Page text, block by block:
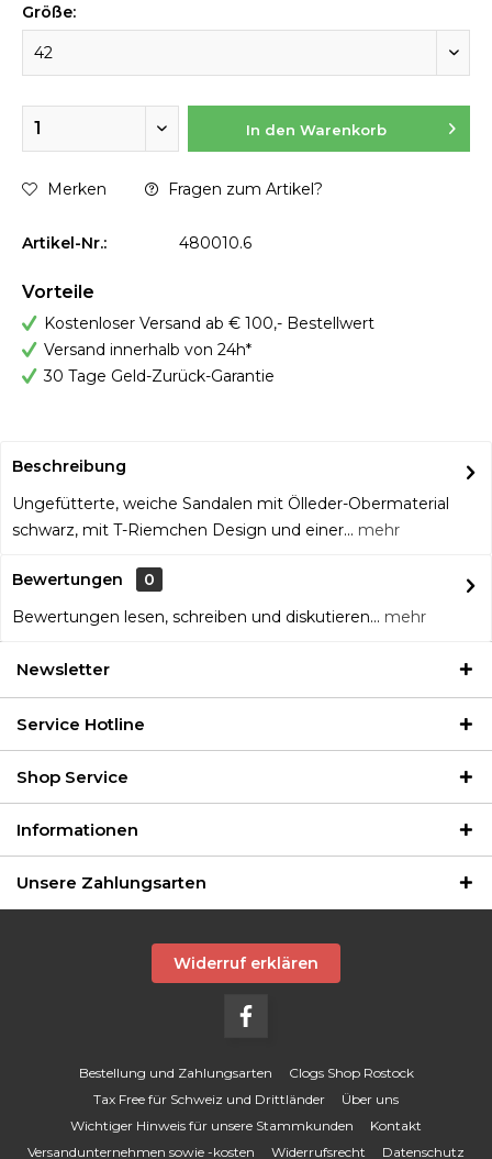
Größe:
In den Warenkorb
Merken Fragen zum Artikel?
Artikel-Nr.: 480010.6
Vorteile
Kostenloser Versand ab € 100,- Bestellwert
Versand innerhalb von 24h*
30 Tage Geld-Zurück-Garantie
Beschreibung
Ungefütterte, weiche Sandalen mit Ölleder-Obermaterial
schwarz, mit T-Riemchen Design und einer... mehr
Bewertungen
0
Bewertungen lesen, schreiben und diskutieren... mehr
Newsletter
Service Hotline
Shop Service
Informationen
Unsere Zahlungsarten
Widerruf erklären
Bestellung und Zahlungsarten
Clogs Shop Rostock
Tax Free für Schweiz und Drittländer
Über uns
Wichtiger Hinweis für unsere Stammkunden
Kontakt
Versandunternehmen sowie -kosten
Widerrufsrecht Datenschutz